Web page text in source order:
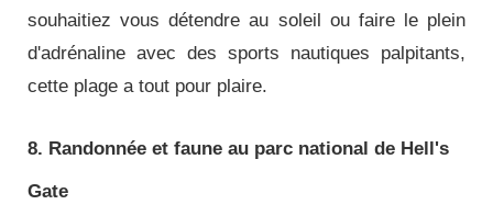
souhaitiez vous détendre au soleil ou faire le plein
d'adrénaline avec des sports nautiques palpitants,
cette plage a tout pour plaire.
8. Randonnée et faune au parc national de Hell's
Gate